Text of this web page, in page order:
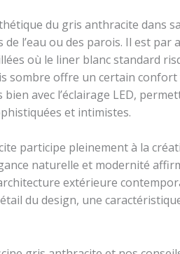
du gris anthracite dans
l’eau ou des parois. Il est par
où le liner blanc standard
sombre offre un certain confort
avec l’éclairage LED,
et intimistes.
participe pleinement à la
naturelle et modernité
extérieure
du design, une